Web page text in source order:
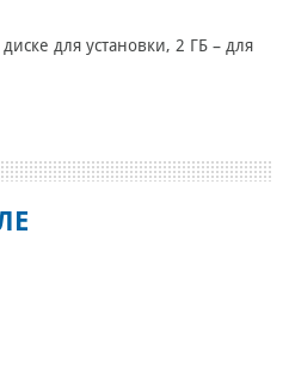
для установки, 2 ГБ – для